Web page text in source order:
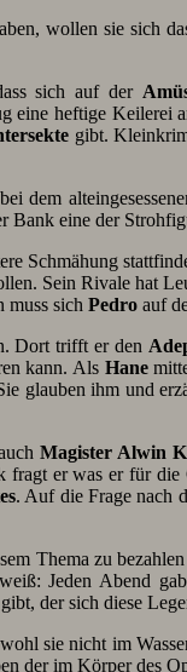
wollen sie sich
sich auf der
eine heftige Keilerei
gibt.
dem
eine der
Schmähung
Sein Rivale hat
muss sich Pedro auf
Dort trifft er den
kann. Als Hane
glauben ihm und
Magister Alwin
fragt er was er für
. Auf die Frage nach
Thema zu
Jeden Abend
der sich diese
sie nicht im
der im Körper des